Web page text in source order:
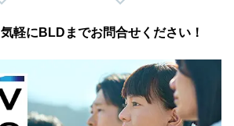
軽に BLDまでお問合せください！